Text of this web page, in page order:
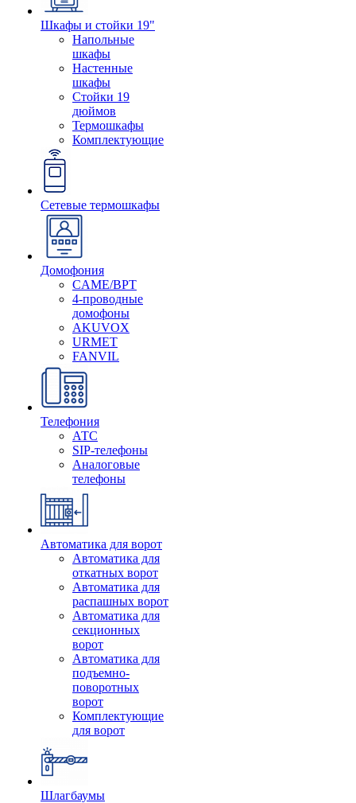
Шкафы и стойки 19"
Напольные
шкафы
Настенные
шкафы
Стойки 19
дюймов
Термошкафы
Комплектующие
Сетевые термошкафы
Домофония
CAME/BPT
4-проводные
домофоны
AKUVOX
URMET
FANVIL
Телефония
АТС
SIP-телефоны
Аналоговые
телефоны
Автоматика для ворот
Автоматика для
откатных ворот
Автоматика для
распашных ворот
Автоматика для
секционных
ворот
Автоматика для
подъемно-
поворотных
ворот
Комплектующие
для ворот
Шлагбаумы